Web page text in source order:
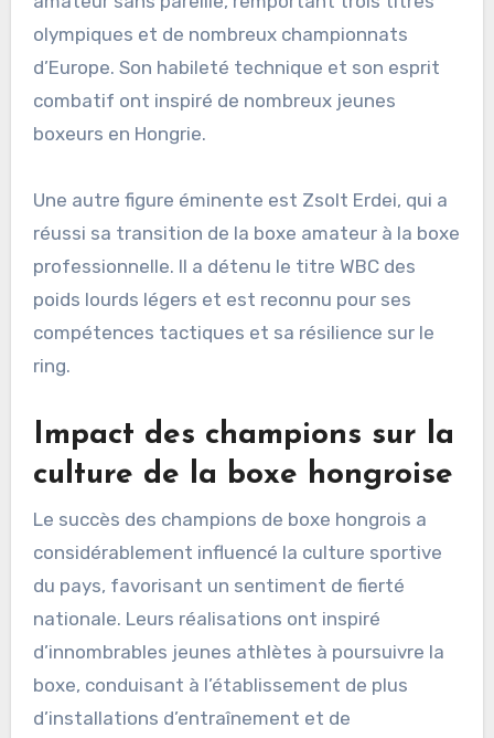
olympiques et de nombreux championnats
d’Europe. Son habileté technique et son esprit
combatif ont inspiré de nombreux jeunes
boxeurs en Hongrie.
Une autre figure éminente est Zsolt Erdei, qui a
réussi sa transition de la boxe amateur à la boxe
professionnelle. Il a détenu le titre WBC des
poids lourds légers et est reconnu pour ses
compétences tactiques et sa résilience sur le
ring.
Impact des champions sur la
culture de la boxe hongroise
Le succès des champions de boxe hongrois a
considérablement influencé la culture sportive
du pays, favorisant un sentiment de fierté
nationale. Leurs réalisations ont inspiré
d’innombrables jeunes athlètes à poursuivre la
boxe, conduisant à l’établissement de plus
d’installations d’entraînement et de